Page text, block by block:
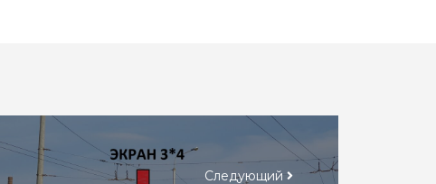
Следующий